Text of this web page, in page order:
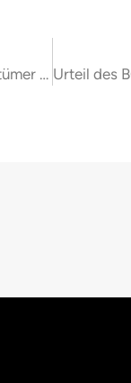
BGH: Keine Inanspruchnahme des Verwalters durch einzelne Eigentümer auf Schadensersatz; auch nicht bei Schäden, die nur am Sondereigentum oder beim Sondereigentümer eintreten Urteil vom 05.07.2024 (V ZR 34/24)